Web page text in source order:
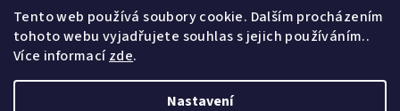
Tento web používá soubory cookie. Dalším procházením
tohoto webu vyjadřujete souhlas s jejich používáním..
Více informacízde.
Nastavení
info @internetparfem.cz
603 100 829